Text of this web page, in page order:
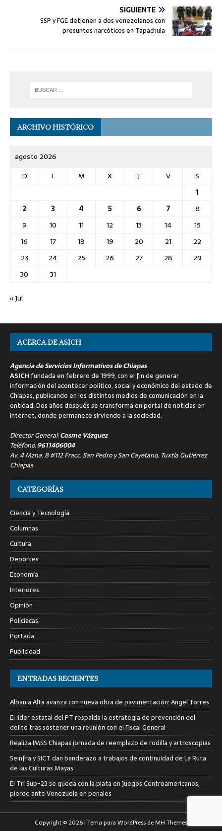
SIGUIENTE
SSP y FGE detienen a dos venezolanos con
presuntos narcóticos en Tapachula
ARCHIVO HISTÓRICO
agosto 2026
D
L M X J V
S
1
2
3 4 5 6 7
8
9
10 11 12 13 14
15
16
17 18 19 20 21
22
23
24 25 26 27 28
29
30
31
« Jul
ACERCA DE ASICH
Agencia de Servicios Informativos de Chiapas
ASICH fundada en febrero de 1999, con el fin de generar
información del acontecer político, social y económico del estado de
Chiapas, publicando en los distintos medios de comunicación en la
entidad. Dos años después se transforma en portal de noticias en
internet, donde permanece sirviendo a la sociedad.
Director General:Cosme Vázquez
Teléfono:9611406004
Av. 4 Mzna. 8 #112 Fracc. San Pedro y San Cayetano, Tuxtla Gutiérrez
Chiapas
CATEGORÍAS
Ciencia y Tecnología
Columnas
Cultura
Deportes
Economía
Interiores
Opinión
Policiacas
Portada
Publicidad
ENTRADAS RECIENTES
Albania Alta avanza con nueva obra de pavimentación: Angel Torres
El líder estatal del PT respalda la estrategia de prevención del
delito tras sostener una reunión con el Fiscal General
Realiza IMSS Chiapas jornada de reemplazo de rodilla y artroscopias
Seinfra y SICT dan banderazo a trabajos de continuidad de La Ruta
de las Culturas Mayas
El Tri Sub-23 se queda con la plata en Juegos Centroamericanos;
pierde ante Venezuela en penales
Copyright © 2026 | Tema para WordPress deMH Themes